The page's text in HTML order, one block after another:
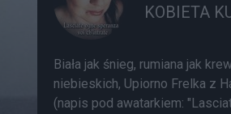
KOBIETA
Biała jak śnieg, rumiana jak
niebieskich, Upiorno Frelka z
(napis pod awatarkiem: